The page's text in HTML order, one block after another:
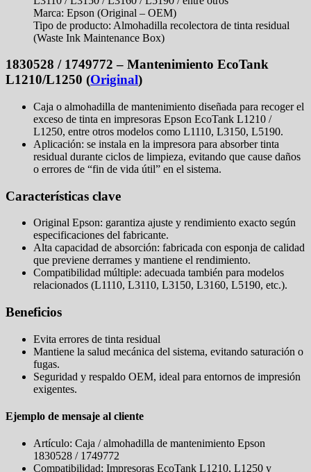
Marca: Epson (Original – OEM)
Tipo de producto: Almohadilla recolectora de tinta residual
(Waste Ink Maintenance Box)
1830528 / 1749772 – Mantenimiento EcoTank
L1210/L1250 (Original)
Caja o almohadilla de mantenimiento diseñada para recoger el
exceso de tinta en impresoras Epson EcoTank L1210 /
L1250, entre otros modelos como L1110, L3150, L5190.
Aplicación: se instala en la impresora para absorber tinta
residual durante ciclos de limpieza, evitando que cause daños
o errores de “fin de vida útil” en el sistema.
Características clave
Original Epson: garantiza ajuste y rendimiento exacto según
especificaciones del fabricante.
Alta capacidad de absorción: fabricada con esponja de calidad
que previene derrames y mantiene el rendimiento.
Compatibilidad múltiple: adecuada también para modelos
relacionados (L1110, L3110, L3150, L3160, L5190, etc.).
Beneficios
Evita errores de tinta residual
Mantiene la salud mecánica del sistema, evitando saturación o
fugas.
Seguridad y respaldo OEM, ideal para entornos de impresión
exigentes.
Ejemplo de mensaje al cliente
Artículo: Caja / almohadilla de mantenimiento Epson
1830528 / 1749772
Compatibilidad: Impresoras EcoTank L1210, L1250 y